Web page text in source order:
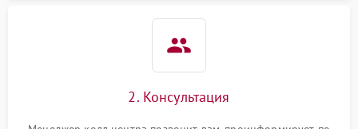
2. Консультация